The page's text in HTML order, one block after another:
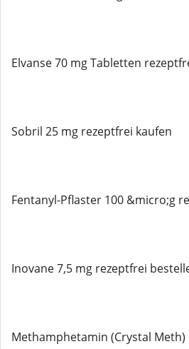
Elvanse 70 mg Tabletten
Sobril 25 mg rezeptfrei kaufen
Fentanyl-Pflaster 100 &micro;g
Inovane 7,5 mg rezeptfrei
Methamphetamin (Crystal